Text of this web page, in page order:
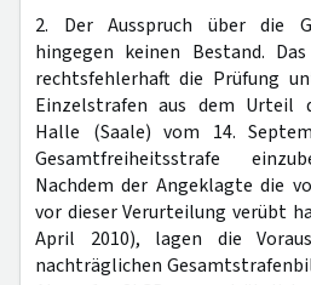
2. Der Ausspruch über die
hingegen keinen Bestand.
rechtsfehlerhaft die Prüfung
Einzelstrafen aus dem Urteil
Halle (Saale) vom 14.
Gesamtfreiheitsstrafe
Nachdem der Angeklagte die
vor dieser Verurteilung verübt
April 2010), lagen die
nachträglichen